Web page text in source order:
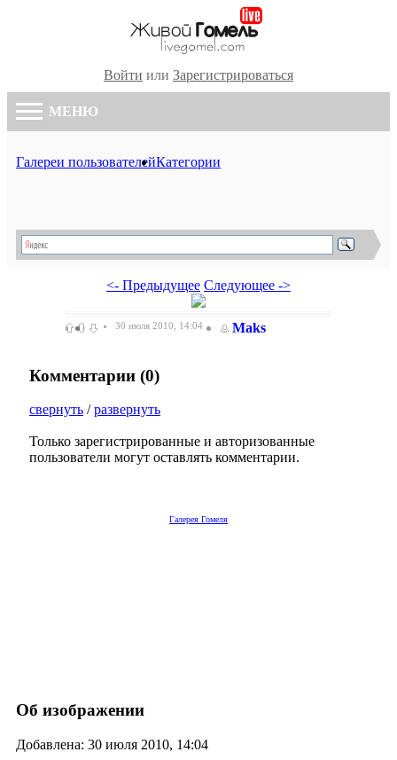
Войти или Зарегистрироваться
МЕНЮ
Галереи пользователейКатегории
<- Предыдущее Следующее ->
0 30 июля 2010, 14:04 Maks
Комментарии (0)
свернуть /развернуть
Только зарегистрированные и авторизованные
пользователи могут оставлять комментарии.
Галерея Гомеля
Об изображении
Добавлена: 30 июля 2010, 14:04